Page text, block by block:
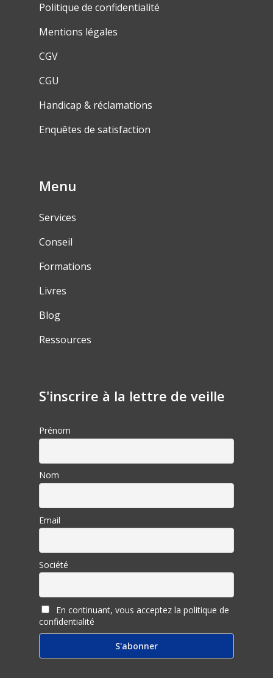
Politique de confidentialité
Mentions légales
CGV
CGU
Handicap & réclamations
Enquêtes de satisfaction
Menu
Services
Conseil
Formations
Livres
Blog
Ressources
S'inscrire à la lettre de veille
Prénom
Nom
Email
Société
En continuant, vous acceptez la politique de
confidentialité